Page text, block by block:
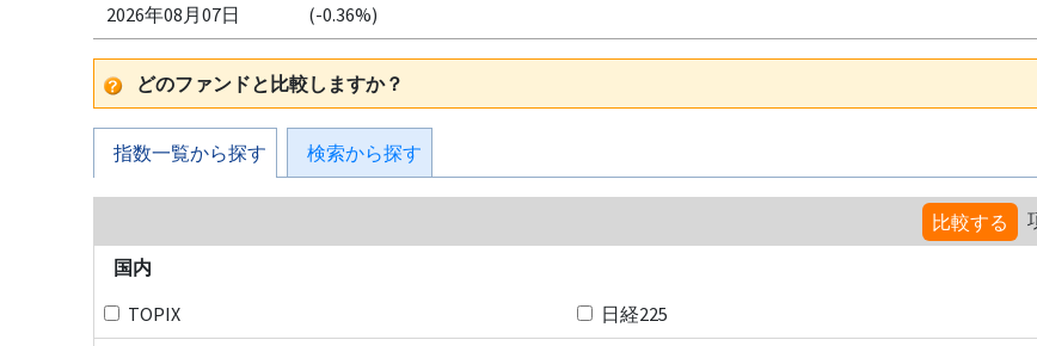
2026年08月07日
(-0.36%)
どのファンドと比較しますか？
指数一覧から探す 検索から探す
比較する
国内
TOPIX
日経225